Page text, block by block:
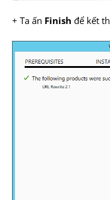
+ Ta ấn Finish để kết